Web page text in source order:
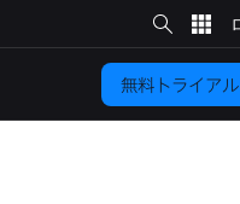
サ
イ
ト
検
索
無料トライアル